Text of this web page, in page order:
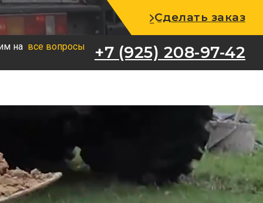
+7 (925) 208-97-42
Сделать заказ
на все вопросы +7 (925) 208-97-42